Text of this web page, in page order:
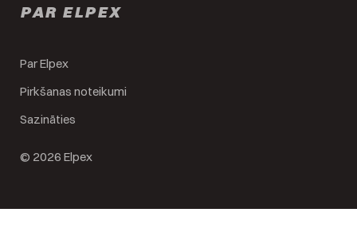
PAR ELPEX
Par Elpex
Pirkšanas noteikumi
Sazināties
© 2026 Elpex